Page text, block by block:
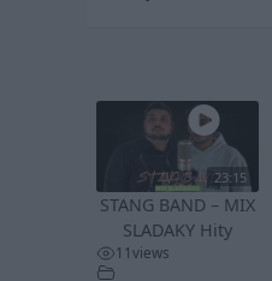
23:15
STANG BAND – MIX
SLADAKY Hity
11views